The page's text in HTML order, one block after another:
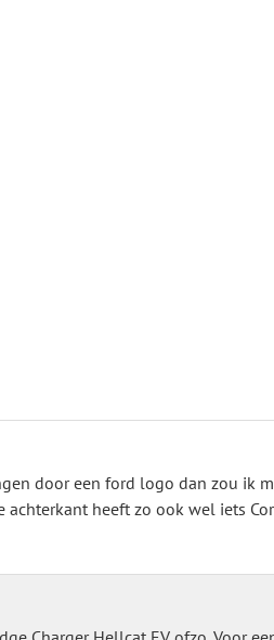
door een ford logo dan zou ik
achterkant heeft zo ook wel iets